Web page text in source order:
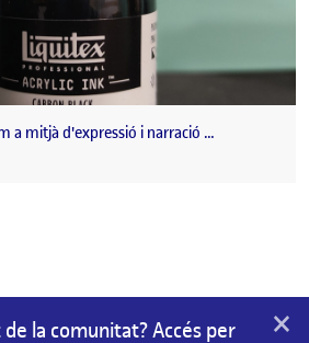
a mitjà d'expressió i narració …
la comunitat? Accés per
×